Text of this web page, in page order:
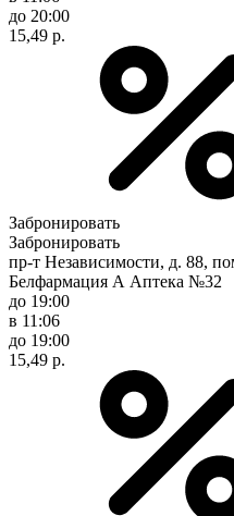
до 20:00
15,49 р.
Забронировать
Забронировать
пр-т Независимости, д. 88,
Белфармация А Аптека №32
до 19:00
в 11:06
до 19:00
15,49 р.